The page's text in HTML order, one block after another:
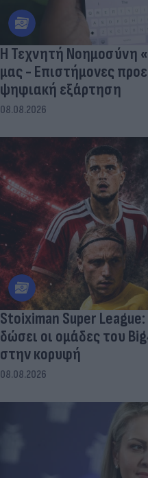
Η Τεχνητή Νοημοσύνη
μας - Eπιστήμονες
ψηφιακή εξάρτηση
08.08.2026
Stoiximan Super
δώσει οι ομάδες του
στην κορυφή
08.08.2026